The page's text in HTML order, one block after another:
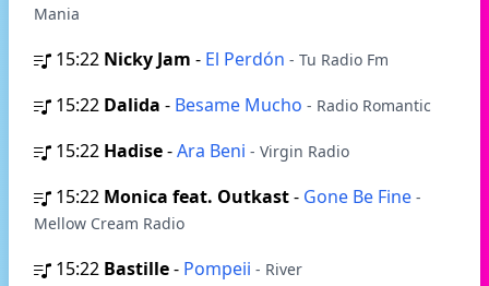
Mania
15:22 Nicky Jam - El Perdón - Tu Radio Fm
15:22 Dalida - Besame Mucho - Radio Romantic
15:22 Hadise-Ara Beni - Virgin Radio
15:22 Monica feat. Outkast- Gone Be Fine -
Mellow Cream Radio
15:22 Bastille- Pompeii - River